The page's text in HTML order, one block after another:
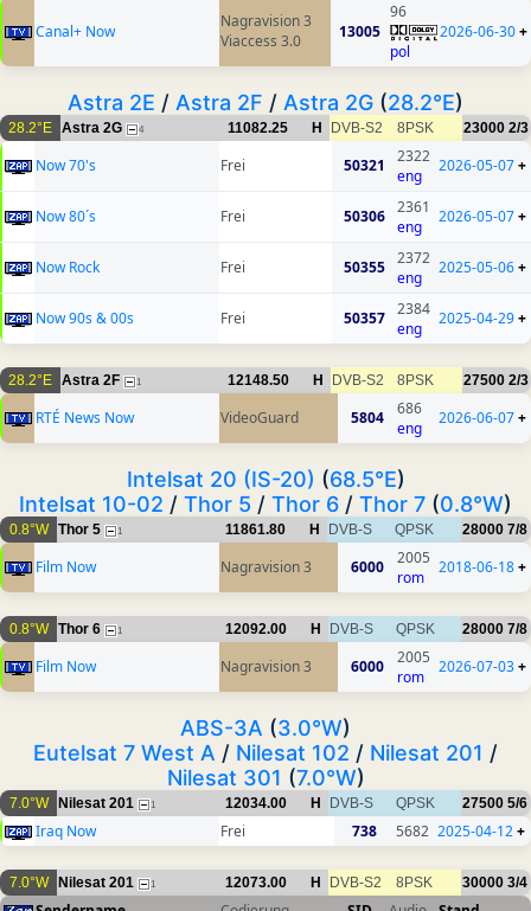
Canal+ Now
Nagravision 3
Viaccess 3.0
13005
96
pol
2026-06-30+
Astra 2E / Astra 2F / Astra 2G (28.2°E)
28.2°E Astra 2G 4 11082.25 H DVB-S2 8PSK 23000 2/3
Now 70's Frei 50321
2322
eng
2026-05-07+
Now 80´s Frei 50306
2361
eng
2026-05-07+
Now Rock Frei 50355
2372
eng
2025-05-06+
Now 90s & 00s Frei 50357
2384
eng
2025-04-29+
28.2°E Astra 2F 1 12148.50 H DVB-S2 8PSK 27500 2/3
RTÉ News Now VideoGuard 5804
686
eng
2026-06-07+
Intelsat 20 (IS-20) (68.5°E)
Intelsat 10-02 / Thor 5 / Thor 6 / Thor 7 (0.8°W)
0.8°W Thor 5 1 11861.80 H DVB-S QPSK 28000 7/8
Film Now Nagravision 3 6000
2005
rom
2018-06-18+
0.8°W Thor 6 1 12092.00 H DVB-S QPSK 28000 7/8
Film Now Nagravision 3 6000
2005
rom
2026-07-03+
ABS-3A (3.0°W)
Eutelsat 7 West A / Nilesat 102 / Nilesat 201 /
Nilesat 301 (7.0°W)
7.0°W Nilesat 201 1 12034.00 H DVB-S QPSK 27500 5/6
Iraq Now Frei 738 5682 2025-04-12+
7.0°W Nilesat 201 1 12073.00 H DVB-S2 8PSK 30000 3/4